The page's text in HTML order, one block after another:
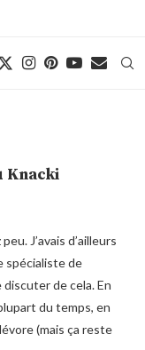
Knacki
J’avais d’ailleurs
spécialiste de
de cela. En
du temps, en
(mais ça reste